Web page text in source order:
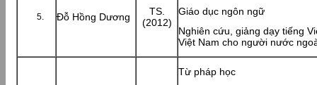
Đỗ Hồng Dương
TS.
(2012)
Giáo dục ngôn ngữ
Nghiên cứu, giảng dạy tiếng
Việt Nam cho người nước
Từ pháp học